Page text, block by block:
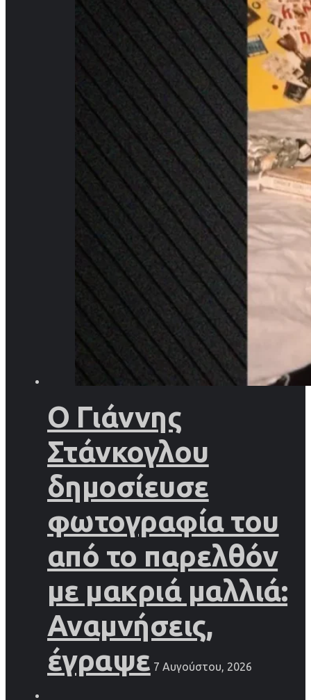
Ο Γιάννης
Στάνκογλου
δημοσίευσε
φωτογραφία του
από το παρελθόν
με μακριά μαλλιά:
Αναμνήσεις,
έγραψε 7 Αυγούστου, 2026